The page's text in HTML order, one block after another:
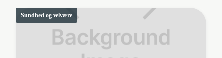
Sundhed og velvære